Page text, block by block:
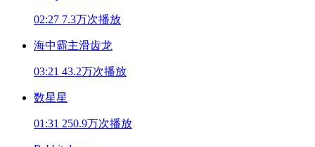
02:27 7.3万次播放
海中霸主滑齿龙
03:21 43.2万次播放
数星星
01:31 250.9万次播放